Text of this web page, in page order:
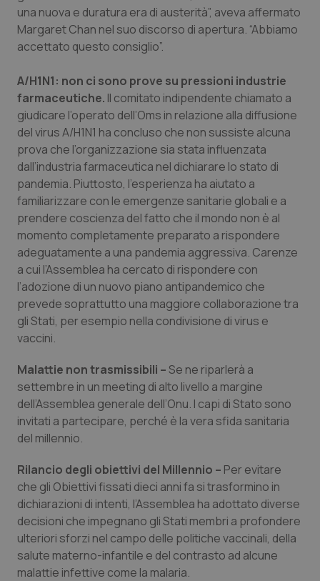
Piemonte
Provincia Autonoma di Bolzano
Provincia Autonoma di Trento
Puglia
Sardegna
Sicilia
Toscana
Umbria
Valle D’Aosta
Veneto
HIV
Infezioni & Febbre
Ipertensione & Scompenso
Malattie rare
Malattia di Crohn & Rettocolite Ulcerosa
Neuroscienze & patologie neurodegenerative
Obesità
Oftalmologia
Oncodermatologia
Oncoematologia
Oncologia & Nutrizione
Psoriasi & pelle
Quotidiano Cardiologia
Quotidiano Chirurgia
Quotidiano Oncologia
una nuova e duratura era di austerità”, aveva affermato
Margaret Chan nel suo discorso di apertura. “Abbiamo
accettato questo consiglio”.
A/H1N1: non ci sono prove su pressioni industrie
farmaceutiche. Il comitato indipendente chiamato a
giudicare l’operato dell’Oms in relazione alla diffusione
del virus A/H1N1 ha concluso che non sussiste alcuna
prova che l’organizzazione sia stata influenzata
dall’industria farmaceutica nel dichiarare lo stato di
pandemia. Piuttosto, l’esperienza ha aiutato a
familiarizzare con le emergenze sanitarie globali e a
prendere coscienza del fatto che il mondo non è al
momento completamente preparato a rispondere
adeguatamente a una pandemia aggressiva. Carenze
a cui l’Assemblea ha cercato di rispondere con
l’adozione di un nuovo piano antipandemico che
prevede soprattutto una maggiore collaborazione tra
gli Stati, per esempio nella condivisione di virus e
vaccini.
Malattie non trasmissibili –Se ne riparlerà a
settembre in un meeting di alto livello a margine
dell’Assemblea generale dell’Onu. I capi di Stato sono
invitati a partecipare, perché è la vera sfida sanitaria
del millennio.
Rilancio degli obiettivi del Millennio – Per evitare
che gli Obiettivi fissati dieci anni fa si trasformino in
dichiarazioni di intenti, l’Assemblea ha adottato diverse
decisioni che impegnano gli Stati membri a profondere
ulteriori sforzi nel campo delle politiche vaccinali, della
salute materno-infantile e del contrasto ad alcune
malattie infettive come la malaria.